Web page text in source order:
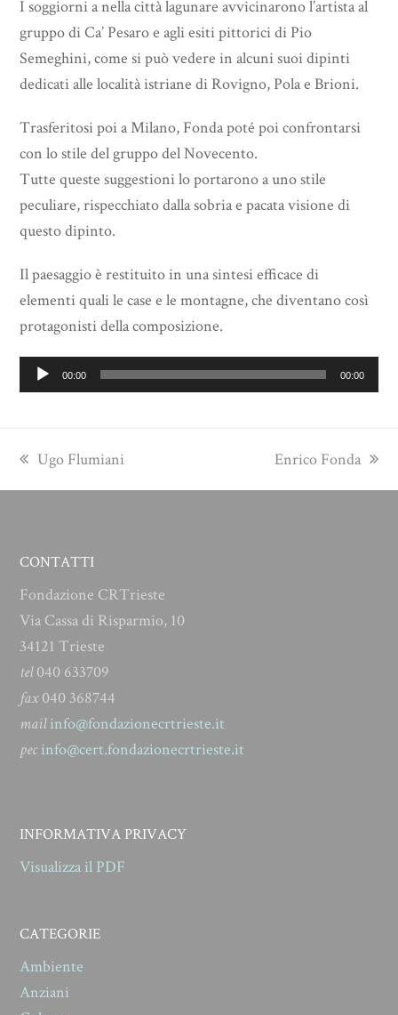
I soggiorni a nella città lagunare avvicinarono l’artista al
gruppo di Ca’ Pesaro e agli esiti pittorici di Pio
Semeghini, come si può vedere in alcuni suoi dipinti
dedicati alle località istriane di Rovigno, Pola e Brioni.
Trasferitosi poi a Milano, Fonda poté poi confrontarsi
con lo stile del gruppo del Novecento.
Tutte queste suggestioni lo portarono a uno stile
peculiare, rispecchiato dalla sobria e pacata visione di
questo dipinto.
Il paesaggio è restituito in una sintesi efficace di
elementi quali le case e le montagne, che diventano così
protagonisti della composizione.
Audio
Player
00:00 00:00
previous
Ugo Flumiani
next
Enrico Fonda
CONTATTI
Fondazione CRTrieste
Via Cassa di Risparmio, 10
34121 Trieste
tel040 633709
fax040 368744
mailinfo@fondazionecrtrieste.it
pecinfo@cert.fondazionecrtrieste.it
INFORMATIVA PRIVACY
Visualizza il PDF
CATEGORIE
Ambiente
Anziani